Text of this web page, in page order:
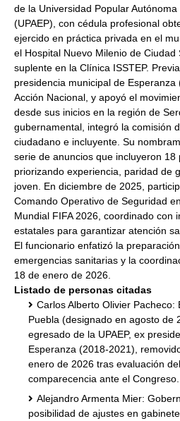
de la Universidad Popular
(UPAEP), con cédula profesional
ejercido en práctica privada en el
el Hospital Nuevo Milenio de
suplente en la Clínica ISSTEP.
presidencia municipal de
Acción Nacional, y apoyó el
desde sus inicios en la región de
gubernamental, integró la comisión
ciudadano e incluyente. Su
serie de anuncios que incluyeron 18
priorizando experiencia, paridad de
joven. En diciembre de 2025,
Comando Operativo de Seguridad
Mundial FIFA 2026, coordinado con
estatales para garantizar atención
El funcionario enfatizó la
emergencias sanitarias y la
18 de enero de 2026.
Listado de personas citadas
Carlos Alberto Olivier
Puebla (designado en agosto de
egresado de la UPAEP, ex
Esperanza (2018-2021),
enero de 2026 tras evaluación
comparecencia ante el Congreso.
Alejandro Armenta Mier:
posibilidad de ajustes en